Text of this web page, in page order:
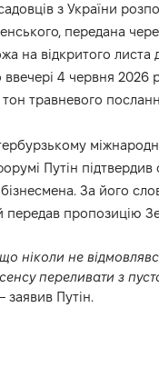
з України
передана
на відкритого листа
ввечері 4 червня 2026
тон травневого
Путін підтвердив
За його
передав пропозицію
ніколи не
переливати з
заявив Путін.